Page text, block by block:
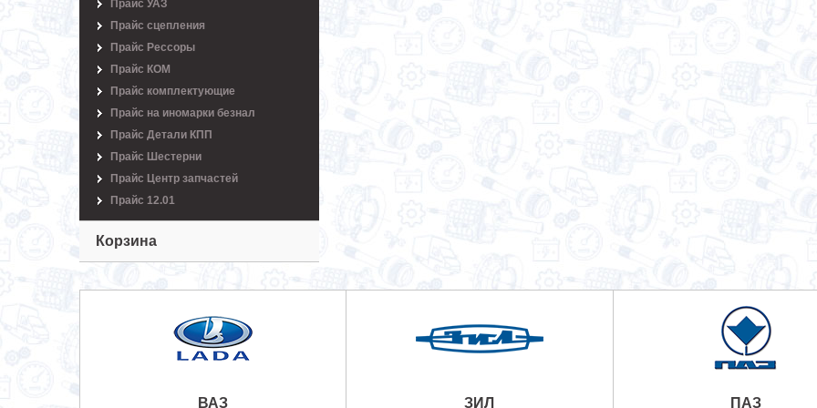
Прайс УАЗ
Прайс сцепления
Прайс Рессоры
Прайс КОМ
Прайс комплектующие
Прайс на иномарки безнал
Прайс Детали КПП
Прайс Шестерни
Прайс Центр запчастей
Прайс 12.01
Корзина
ВАЗ ЗИЛ ПАЗ